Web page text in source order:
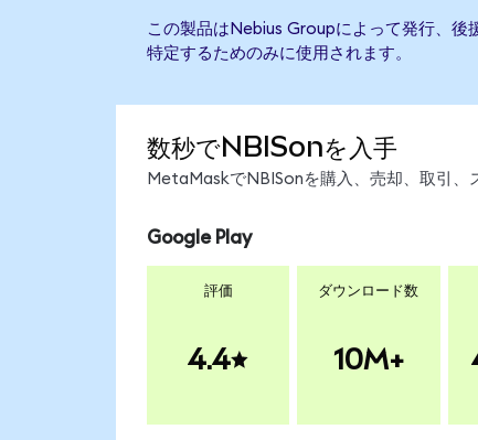
この製品はNebius Groupによって発行、後
特定するためのみに使用されます。
数秒でNBISonを入手
MetaMaskでNBISonを購入、売却、取引、
Google Play
評価
4.4
ダウンロード数
10M+